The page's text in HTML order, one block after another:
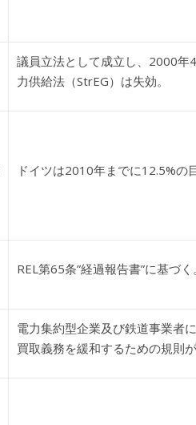
議員立法として成立し、2000年
力供給法（StrEG）は失効。
ドイツは2010年までに12.5%の
REL第65条”経過報告書”に基づく。
電力集約型企業及び鉄道事業者
買取義務を緩和するための規則が